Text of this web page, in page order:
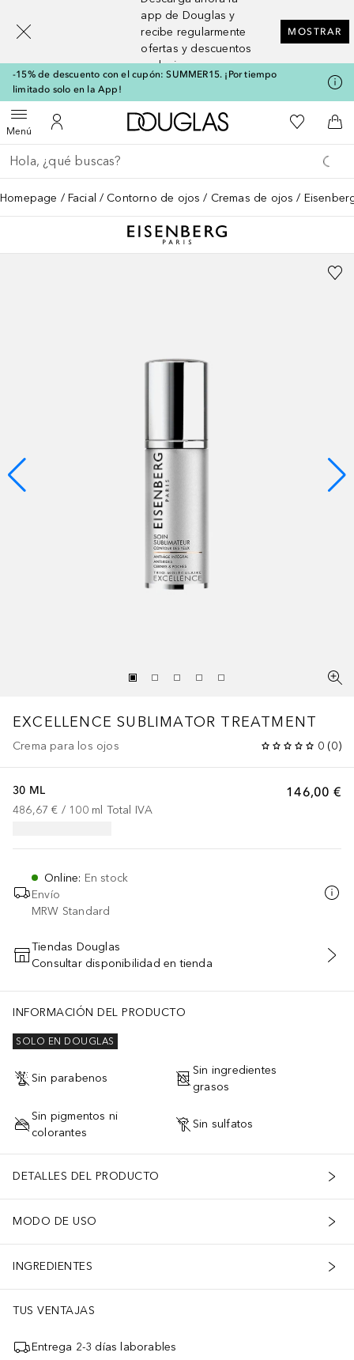
app de Douglas y
recibe regularmente
ofertas y descuentos
exclusivos
MOSTRAR
-15% de descuento con el cupón: SUMMER15. ¡Por tiempo
limitado solo en la App!
MenúAbrir menúMi cuenta
A Douglas HomeMi lista de
A
Regresar
Ejecutar búsqueda
Homepage Facial Contorno de ojos Cremas de ojos
EXCELLENCE SUBLIMATOR TREATMENT
Crema para los ojos 0 (0)
146,00 €
30 ML
486,67 € / 100 ml Total IVA
Online: En stock
Envío
MRW Standard
AÑADIR AL CARRITO
Tiendas Douglas
Consultar disponibilidad en tienda
INFORMACIÓN DEL PRODUCTO
SOLO EN DOUGLAS
Sin parabenos
Sin ingredientes
grasos
Sin pigmentos ni
colorantes
Sin sulfatos
DETALLES DEL PRODUCTO
MODO DE USO
INGREDIENTES
TUS VENTAJAS
Entrega 2-3 días laborables
[navigation.slideout.screenreader]